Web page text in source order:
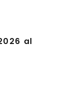
al